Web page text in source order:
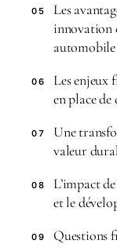
05
Les
innovation
automobile
06
Les enjeux
en place de
07
Une
valeur
08
L’impact
et le
09 Questions